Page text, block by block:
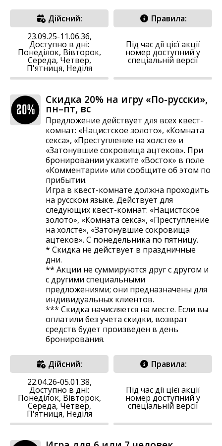
Дійсний:
23.09.25-11.06.36,
Доступно в дні:
Понеділок, Вівторок,
Середа, Четвер,
П'ятниця, Неділя
Правила:
Під час дії цієї акції
номер доступний у
спеціальній версії
Скидка 20% на игру «По-русски»,
пн–пт, вс
Предложение действует для всех квест-
комнат: «Нацистское золото», «Комната
секса», «Преступление на холсте» и
«Затонувшие сокровища ацтеков». При
бронировании укажите «Восток» в поле
«Комментарии» или сообщите об этом по
прибытии.
Игра в квест-комнате должна проходить
на русском языке. Действует для
следующих квест-комнат: «Нацистское
золото», «Комната секса», «Преступление
на холсте», «Затонувшие сокровища
ацтеков». С понедельника по пятницу.
* Скидка не действует в праздничные
дни.
** Акции не суммируются друг с другом и
с другими специальными
предложениями; они предназначены для
индивидуальных клиентов.
*** Скидка начисляется на месте. Если вы
оплатили без учета скидки, возврат
средств будет произведен в день
бронирования.
Дійсний:
22.04.26-05.01.38,
Доступно в дні:
Понеділок, Вівторок,
Середа, Четвер,
П'ятниця, Неділя
Правила:
Під час дії цієї акції
номер доступний у
спеціальній версії